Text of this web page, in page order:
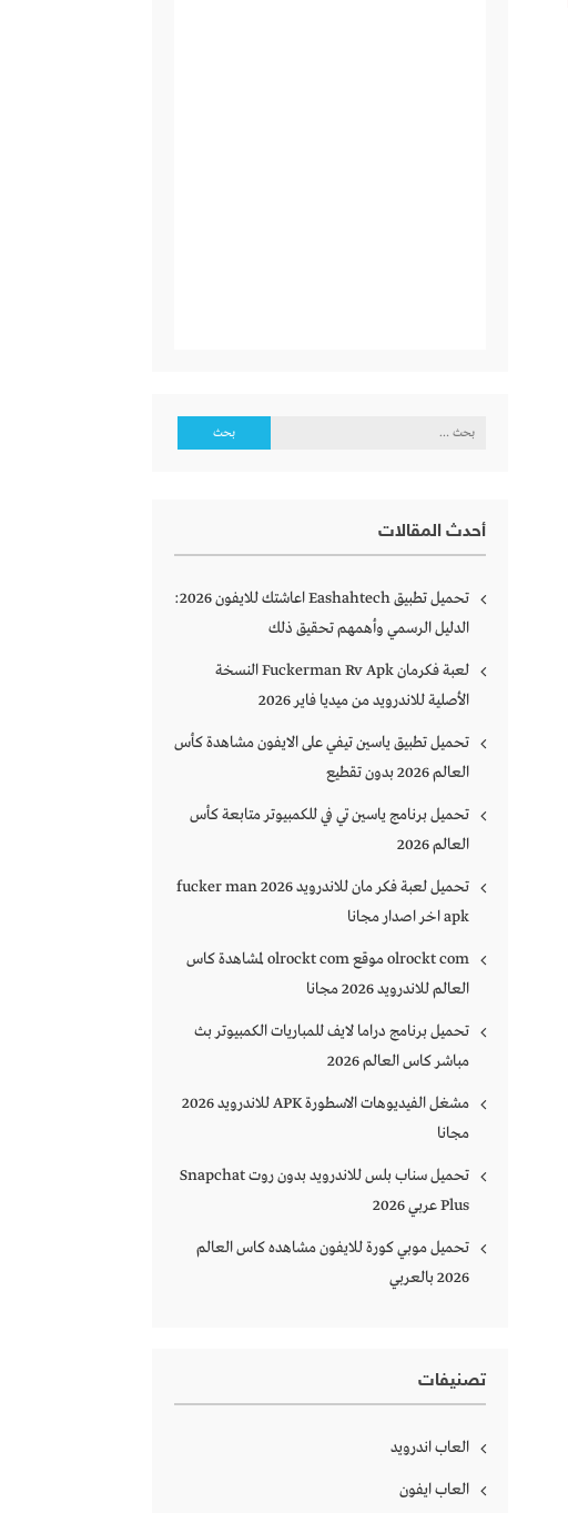
البحث
أحدث المقالات
تحميل تطبيق Eashahtech اعاشتك للايفون 2026:
الدليل الرسمي وأهمهم تحقيق ذلك
لعبة فكرمان Fuckerman Rv Apk النسخة
الأصلية للاندرويد من ميديا فاير 2026
تحميل تطبيق ياسين تيفي على الايفون مشاهدة كأس
العالم 2026 بدون تقطيع
تحميل برنامج ياسين تي في للكمبيوتر متابعة كأس
العالم 2026
تحميل لعبة فكر مان للاندرويد 2026 fucker man
apk اخر اصدار مجانا
olrockt com موقع olrockt com لمشاهدة كاس
العالم للاندرويد 2026 مجانا
تحميل برنامج دراما لايف للمباريات الكمبيوتر بث
مباشر كاس العالم 2026
مشغل الفيديوهات الاسطورة APK للاندرويد 2026
مجانا
تحميل سناب بلس للاندرويد بدون روت Snapchat
Plus‏ عربي 2026
تحميل موبي كورة للايفون مشاهده كاس العالم
2026 بالعربي
تصنيفات
العاب اندرويد
العاب ايفون